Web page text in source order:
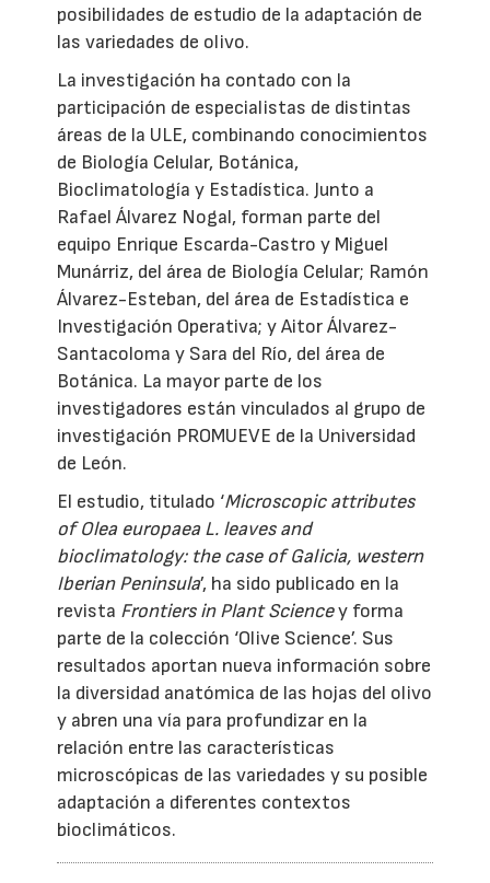
posibilidades de estudio de la adaptación de
las variedades de olivo.
La investigación ha contado con la
participación de especialistas de distintas
áreas de la ULE, combinando conocimientos
de Biología Celular, Botánica,
Bioclimatología y Estadística. Junto a
Rafael Álvarez Nogal, forman parte del
equipo Enrique Escarda-Castro y Miguel
Munárriz, del área de Biología Celular; Ramón
Álvarez-Esteban, del área de Estadística e
Investigación Operativa; y Aitor Álvarez-
Santacoloma y Sara del Río, del área de
Botánica. La mayor parte de los
investigadores están vinculados al grupo de
investigación PROMUEVE de la Universidad
de León.
El estudio, titulado ‘Microscopic attributes
of Olea europaea L. leaves and
bioclimatology: the case of Galicia, western
Iberian Peninsula’, ha sido publicado en la
revista Frontiers in Plant Sciencey forma
parte de la colección ‘Olive Science’. Sus
resultados aportan nueva información sobre
la diversidad anatómica de las hojas del olivo
y abren una vía para profundizar en la
relación entre las características
microscópicas de las variedades y su posible
adaptación a diferentes contextos
bioclimáticos.